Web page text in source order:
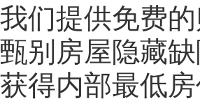
我们提供免费
甄别房屋隐藏
获得内部最低